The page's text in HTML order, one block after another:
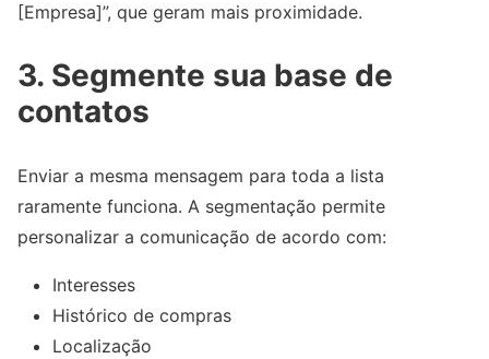
[Empresa]”, que geram mais proximidade.
3. Segmente sua base de
contatos
Enviar a mesma mensagem para toda a lista
raramente funciona. A segmentação permite
personalizar a comunicação de acordo com:
Interesses
Histórico de compras
Localização